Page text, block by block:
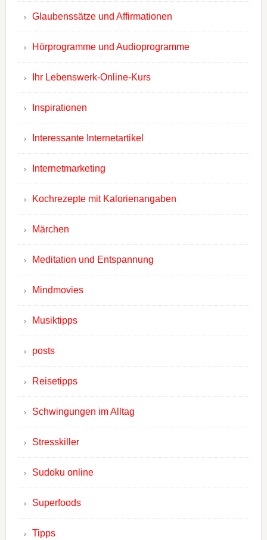
Glaubenssätze und Affirmationen
Hörprogramme und Audioprogramme
Ihr Lebenswerk-Online-Kurs
Inspirationen
Interessante Internetartikel
Internetmarketing
Kochrezepte mit Kalorienangaben
Märchen
Meditation und Entspannung
Mindmovies
Musiktipps
posts
Reisetipps
Schwingungen im Alltag
Stresskiller
Sudoku online
Superfoods
Tipps